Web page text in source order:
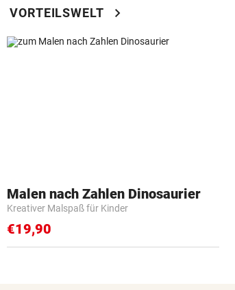
VORTEILSWELT chevron_right
Malen nach Zahlen Dinosaurier
Kreativer Malspaß für Kinder
€19,90